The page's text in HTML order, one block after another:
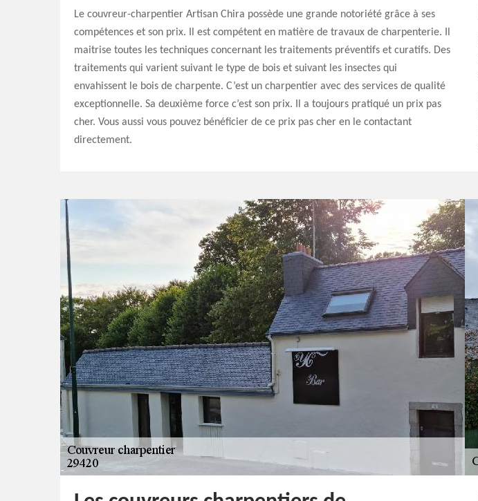
Le couvreur-charpentier Artisan Chira possède une grande notoriété grâce à ses
compétences et son prix. Il est compétent en matière de travaux de charpenterie. Il
maitrise toutes les techniques concernant les traitements préventifs et curatifs. Des
traitements qui varient suivant le type de bois et suivant les insectes qui
envahissent le bois de charpente. C’est un charpentier avec des services de qualité
exceptionnelle. Sa deuxième force c’est son prix. Il a toujours pratiqué un prix pas
cher. Vous aussi vous pouvez bénéficier de ce prix pas cher en le contactant
directement.